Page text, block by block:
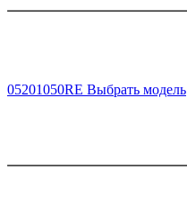
05201050RE Выбрать модель